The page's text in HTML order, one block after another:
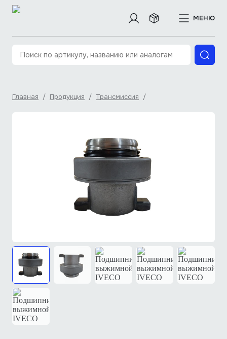
МЕНЮ
Главная / Продукция / Трансмиссия /